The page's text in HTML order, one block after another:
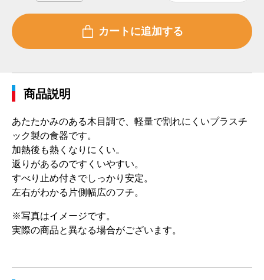
商品説明
あたたかみのある木目調で、軽量で割れにくいプラスチ
ック製の食器です。
加熱後も熱くなりにくい。
返りがあるのですくいやすい。
すべり止め付きでしっかり安定。
左右がわかる片側幅広のフチ。
※写真はイメージです。
実際の商品と異なる場合がございます。